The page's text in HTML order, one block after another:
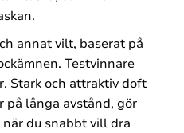
annat vilt, baserat på
Testvinnare
Stark och attraktiv doft
på långa avstånd, gör
du snabbt vill dra